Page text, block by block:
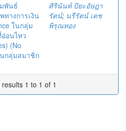
พันธ์
ทางการเงิน
ในกลุ่ม
อนไหว
(No
กลุ่มสมาชิก
ศิรินันท์ ปิยะอัษฎา
รัตน์; นรีรัตน์ เตช
พิรุณทอง
1 to 1 of 1